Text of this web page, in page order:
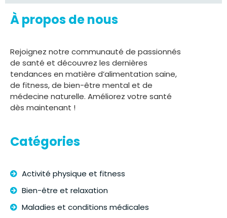
À propos de nous
Rejoignez notre communauté de passionnés
de santé et découvrez les dernières
tendances en matière d’alimentation saine,
de fitness, de bien-être mental et de
médecine naturelle. Améliorez votre santé
dès maintenant !
Catégories
Activité physique et fitness
Bien-être et relaxation
Maladies et conditions médicales